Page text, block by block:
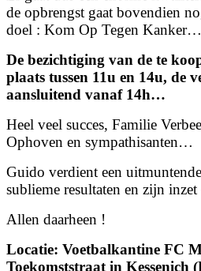
de opbrengst gaat bovendien
doel : Kom Op Tegen
De bezichtiging van de te
plaats tussen 11u en 14u, de
aansluitend vanaf 14h…
Heel veel succes, Familie
Ophoven en sympathisanten…
Guido verdient een
sublieme resultaten en zijn
Allen daarheen !
Locatie: Voetbalkantine FC
Toekomststraat in Kessenich